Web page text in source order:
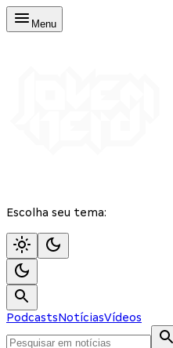
Menu
Escolha seu tema:
PodcastsNotíciasVídeos